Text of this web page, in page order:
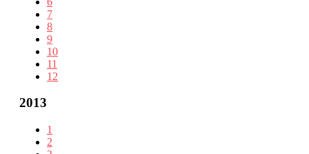
7
8
9
10
11
12
2013
1
2